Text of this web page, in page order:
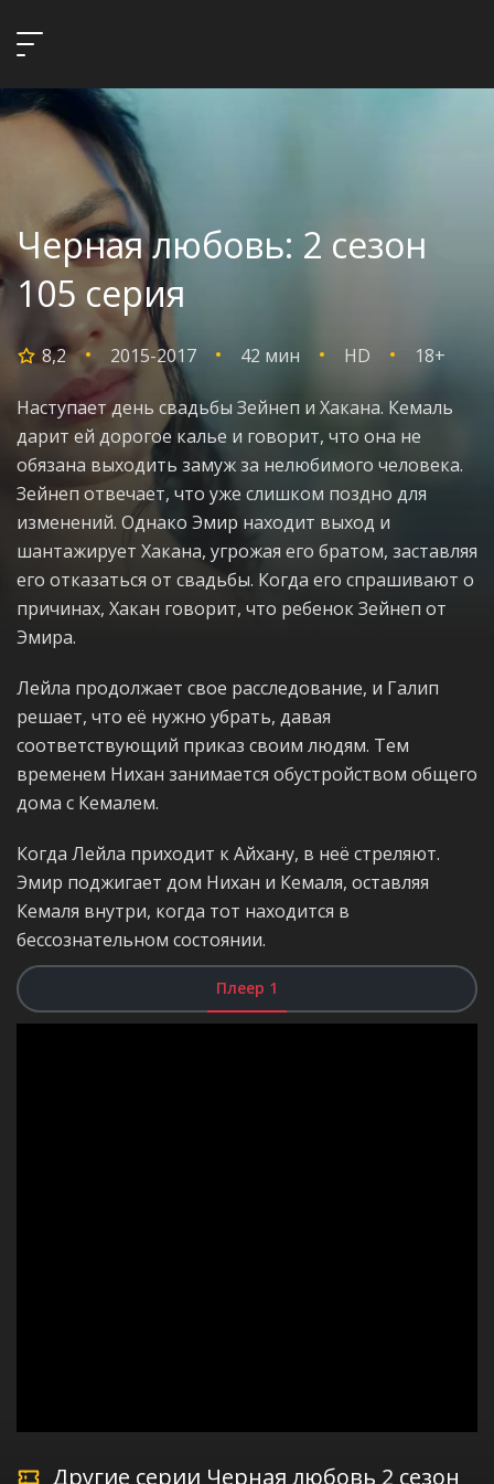
Черная любовь: 2 сезон
105 серия
8,2 2015-2017 42 мин HD 18+
Наступает день свадьбы Зейнеп и Хакана. Кемаль
дарит ей дорогое калье и говорит, что она не
обязана выходить замуж за нелюбимого человека.
Зейнеп отвечает, что уже слишком поздно для
изменений. Однако Эмир находит выход и
шантажирует Хакана, угрожая его братом, заставляя
его отказаться от свадьбы. Когда его спрашивают о
причинах, Хакан говорит, что ребенок Зейнеп от
Эмира.
Лейла продолжает свое расследование, и Галип
решает, что её нужно убрать, давая
соответствующий приказ своим людям. Тем
временем Нихан занимается обустройством общего
дома с Кемалем.
Когда Лейла приходит к Айхану, в неё стреляют.
Эмир поджигает дом Нихан и Кемаля, оставляя
Кемаля внутри, когда тот находится в
бессознательном состоянии.
Плеер 1
Другие серии Черная любовь 2 сезон